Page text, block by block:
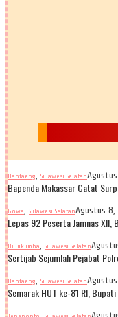
Bantaeng, Sulawesi Selatan
Bapenda Makassar Catat
Gowa, Sulawesi SelatanAgustus 8,
Lepas 92 Peserta Jamnas XII,
Bulukumba, Sulawesi Selatan
Sertijab Sejumlah Pejabat
Bantaeng, Sulawesi Selatan
Semarak HUT ke-81 RI, Bupati